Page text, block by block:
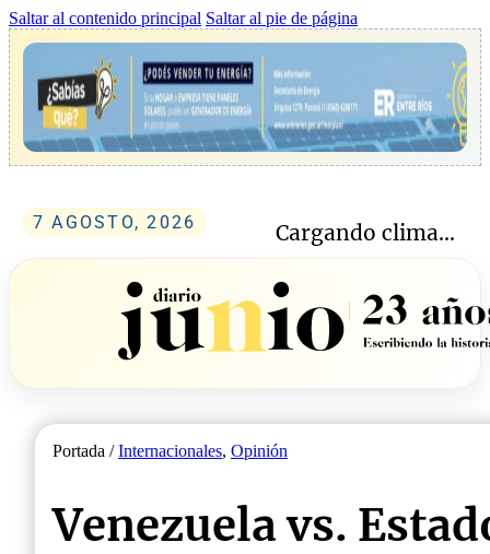
Saltar al contenido principal Saltar al pie de página
7 AGOSTO, 2026 Cargando clima...
Portada /Internacionales, Opinión
Venezuela vs.